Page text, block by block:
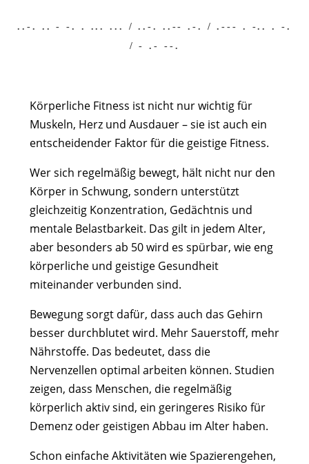
Körperliche Fitness ist nicht nur wichtig für
Muskeln, Herz und Ausdauer – sie ist auch ein
entscheidender Faktor für die geistige Fitness.
Wer sich regelmäßig bewegt, hält nicht nur den
Körper in Schwung, sondern unterstützt
gleichzeitig Konzentration, Gedächtnis und
mentale Belastbarkeit. Das gilt in jedem Alter,
aber besonders ab 50 wird es spürbar, wie eng
körperliche und geistige Gesundheit
miteinander verbunden sind.
Bewegung sorgt dafür, dass auch das Gehirn
besser durchblutet wird. Mehr Sauerstoff, mehr
Nährstoffe. Das bedeutet, dass die
Nervenzellen optimal arbeiten können. Studien
zeigen, dass Menschen, die regelmäßig
körperlich aktiv sind, ein geringeres Risiko für
Demenz oder geistigen Abbau im Alter haben.
Schon einfache Aktivitäten wie Spazierengehen,